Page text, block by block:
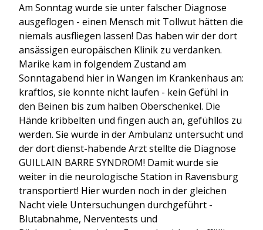
Am Sonntag wurde sie unter falscher Diagnose
ausgeflogen - einen Mensch mit Tollwut hätten die
niemals ausfliegen lassen! Das haben wir der dort
ansässigen europäischen Klinik zu verdanken.
Marike kam in folgendem Zustand am
Sonntagabend hier in Wangen im Krankenhaus an:
kraftlos, sie konnte nicht laufen - kein Gefühl in
den Beinen bis zum halben Oberschenkel. Die
Hände kribbelten und fingen auch an, gefühllos zu
werden. Sie wurde in der Ambulanz untersucht und
der dort dienst-habende Arzt stellte die Diagnose
GUILLAIN BARRE SYNDROM! Damit wurde sie
weiter in die neurologische Station in Ravensburg
transportiert! Hier wurden noch in der gleichen
Nacht viele Untersuchungen durchgeführt -
Blutabnahme, Nerventests und